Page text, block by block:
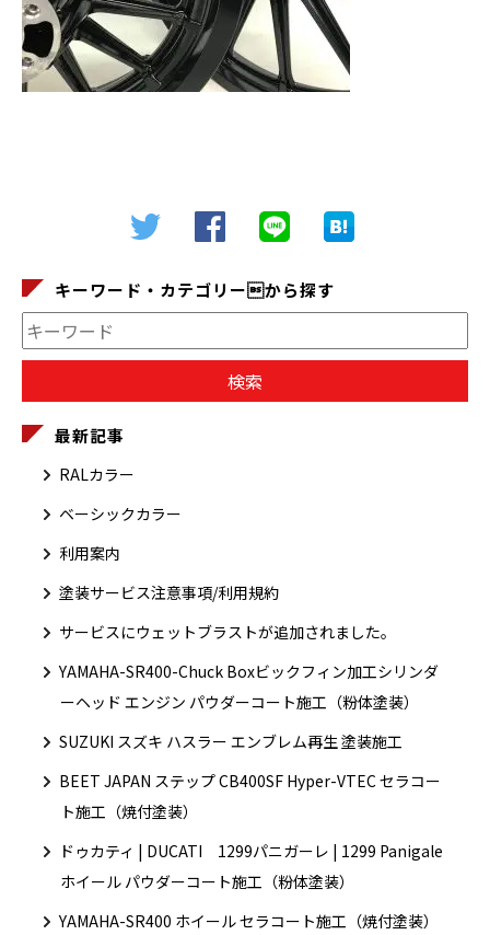
キーワード・カテゴリーから探す
最新記事
RALカラー
ベーシックカラー
利用案内
塗装サービス注意事項/利用規約
サービスにウェットブラストが追加されました。
YAMAHA-SR400-Chuck Boxビックフィン加工シリンダ
ーヘッド エンジン パウダーコート施工（粉体塗装）
SUZUKI スズキ ハスラー エンブレム再生 塗装施工
BEET JAPAN ステップ CB400SF Hyper-VTEC セラコー
ト施工（焼付塗装）
ドゥカティ | DUCATI 1299パニガーレ | 1299 Panigale
ホイール パウダーコート施工（粉体塗装）
YAMAHA-SR400 ホイール セラコート施工（焼付塗装）